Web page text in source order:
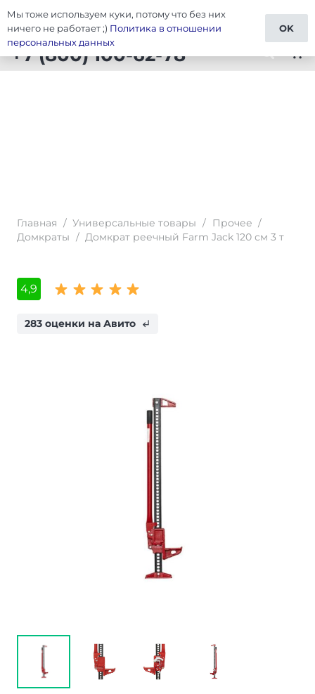
Тюнинг Универсальные товары
+7 (800) 100-62-78 shopping_cart
Главная / Универсальные товары / Прочее /
Домкраты / Домкрат реечный Farm Jack 120 см 3 т
4,9
283 оценки на Авито subdirectory_arrow_left
Мы тоже используем куки, потому что без них
ничего не работает ;) Политика в отношении
персональных данных
OK